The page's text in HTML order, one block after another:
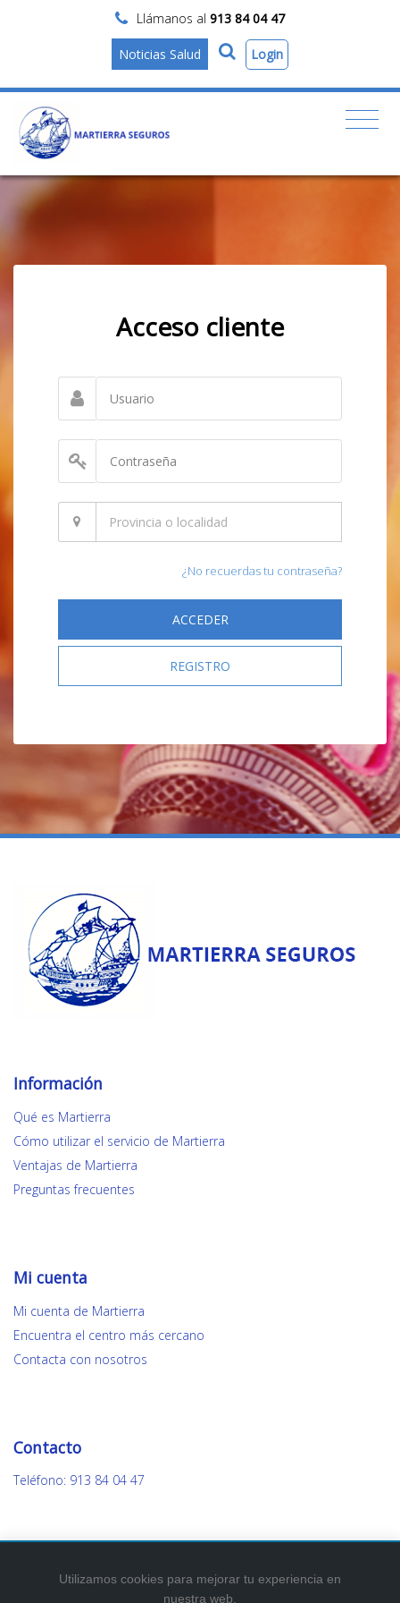
Llámanos al 913 84 04 47
Noticias Salud Login
Acceso cliente
¿No recuerdas tu contraseña?
ACCEDER
REGISTRO
Información
Qué es Martierra
Cómo utilizar el servicio de Martierra
Ventajas de Martierra
Preguntas frecuentes
Mi cuenta
Mi cuenta de Martierra
Encuentra el centro más cercano
Contacta con nosotros
Contacto
Teléfono: 913 84 04 47
Utilizamos cookies para mejorar tu experiencia en
nuestra web.